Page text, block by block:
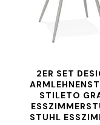
2ER SET
STILETO
STUHL